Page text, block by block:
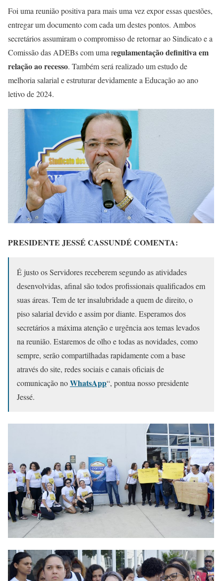
Foi uma reunião positiva para mais uma vez expor essas questões,
entregar um documento com cada um destes pontos. Ambos
secretários assumiram o compromisso de retornar ao Sindicato e a
Comissão das ADEBs com uma regulamentação definitiva em
relação ao recesso. Também será realizado um estudo de
melhoria salarial e estruturar devidamente a Educação ao ano
letivo de 2024.
PRESIDENTE JESSÉ CASSUNDÉ COMENTA:
É justo os Servidores receberem segundo as atividades
desenvolvidas, afinal são todos profissionais qualificados em
suas áreas. Tem de ter insalubridade a quem de direito, o
piso salarial devido e assim por diante. Esperamos dos
secretários a máxima atenção e urgência aos temas levados
na reunião. Estaremos de olho e todas as novidades, como
sempre, serão compartilhadas rapidamente com a base
através do site, redes sociais e canais oficiais de
comunicação noWhatsApp“, pontua nosso presidente
Jessé.